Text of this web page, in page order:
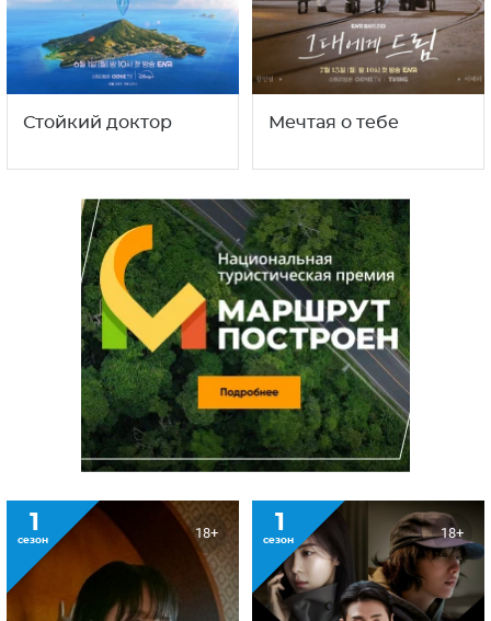
Стойкий доктор Мечтая о тебе
1
сезон 18+ 1
сезон 18+